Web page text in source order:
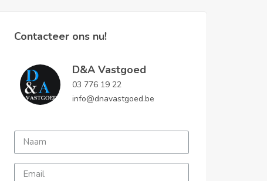
Contacteer ons nu!
D&A Vastgoed
03 776 19 22
info@dnavastgoed.be